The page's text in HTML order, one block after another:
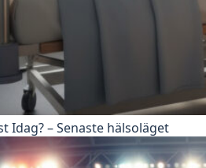
Idag? – Senaste hälsoläget